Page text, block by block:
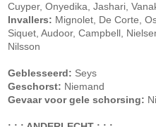
Cuyper, Onyedika, Jashari,
Invallers: Mignolet, De Corte,
Siquet, Audoor, Campbell,
Nilsson
Geblesseerd: Seys
Geschorst: Niemand
Gevaar voor gele schorsing: